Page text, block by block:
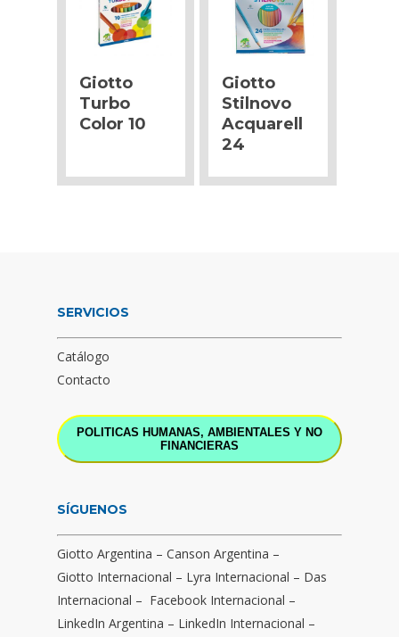
Giotto
Turbo
Color 10
Giotto
Stilnovo
Acquarell
24
SERVICIOS
Catálogo
Contacto
POLITICAS HUMANAS, AMBIENTALES Y NO
FINANCIERAS
SÍGUENOS
Giotto Argentina – Canson Argentina –
Giotto Internacional – Lyra Internacional – Das
Internacional – Facebook Internacional –
LinkedIn Argentina – LinkedIn Internacional –